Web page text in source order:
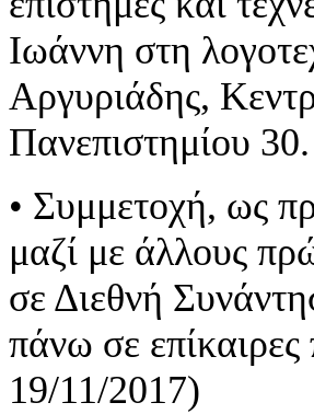
Ιωάννη στη
Αργυριάδης,
Πανεπιστημίου
• Συμμετοχή, ως
μαζί με άλλους
σε Διεθνή
πάνω σε
19/11/2017)